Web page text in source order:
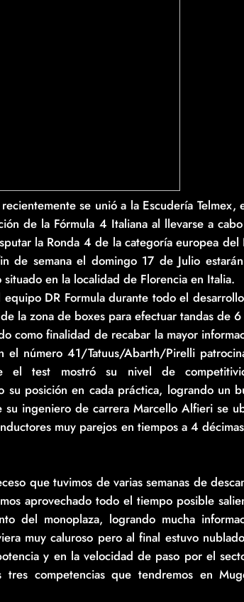
se unió a la Escudería Telmex,
de la Fórmula 4 Italiana al llevarse a
la Ronda 4 de la categoría europea del
de semana el domingo 17 de Julio
en la localidad de Florencia en Italia.
DR Formula durante todo el
la zona de boxes para efectuar tandas de
como finalidad de recabar la mayor
el número 41/Tatuus/Abarth/Pirelli
el test mostró su nivel de
su posición en cada práctica, logrando un
su ingeniero de carrera Marcello Alfieri se
muy parejos en tiempos a 4
que tuvimos de varias semanas de
aprovechado todo el tiempo posible
del monoplaza, logrando mucha
muy caluroso pero al final estuvo
y en la velocidad de paso por el
competencias que tendremos en